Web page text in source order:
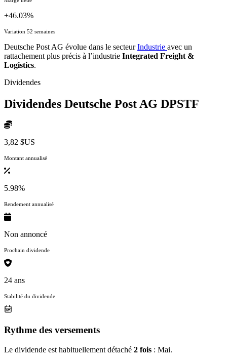
+46.03%
Variation 52 semaines
Deutsche Post AG évolue dans le secteurIndustrie avec un
rattachement plus précis à l’industrie Integrated Freight &
Logistics.
Dividendes
Dividendes Deutsche Post AG DPSTF
3,82 $US
Montant annualisé
5.98%
Rendement annualisé
Non annoncé
Prochain dividende
24 ans
Stabilité du dividende
Rythme des versements
Le dividende est habituellement détaché 2 fois : Mai.